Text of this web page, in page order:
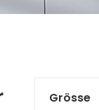
Grösse